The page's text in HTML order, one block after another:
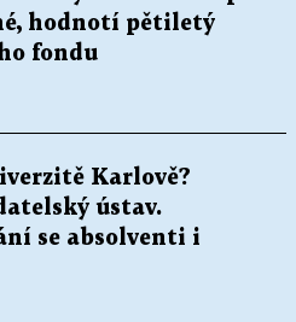
hodnotí pětiletý
fondu
Karlově?
ústav.
se absolventi i